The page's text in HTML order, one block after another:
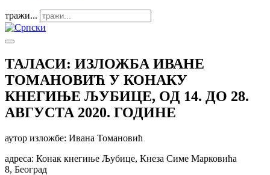
тражи...
ТАЛАСИ: ИЗЛОЖБА ИВАНЕ
ТОМАНОВИЋ У КОНАКУ
КНЕГИЊЕ ЉУБИЦЕ, ОД 14. ДО 28.
АВГУСТА 2020. ГОДИНЕ
аутор изложбе: Ивана Томановић
адреса: Конак кнегиње Љубице, Кнеза Симе Марковића
8, Београд